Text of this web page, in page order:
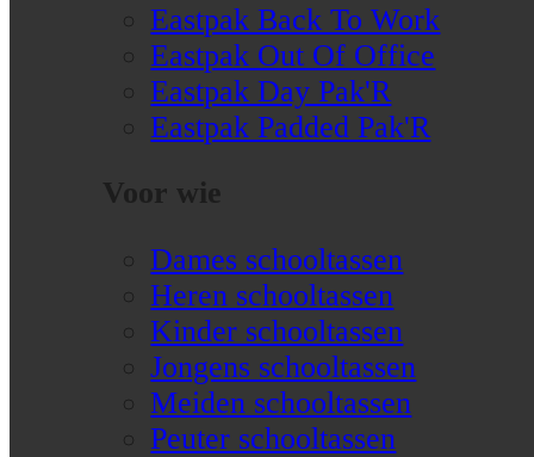
Eastpak Back To Work
Eastpak Out Of Office
Eastpak Day Pak'R
Eastpak Padded Pak'R
Voor wie
Dames schooltassen
Heren schooltassen
Kinder schooltassen
Jongens schooltassen
Meiden schooltassen
Peuter schooltassen